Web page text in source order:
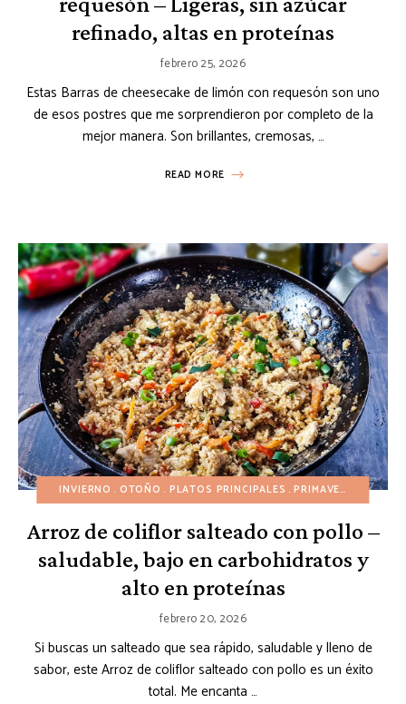
refinado, altas en proteínas
febrero 25, 2026
Estas Barras de cheesecake de limón con requesón son uno
de esos postres que me sorprendieron por completo de la
mejor manera. Son brillantes, cremosas, …
READ MORE
INVIERNO OTOÑO PLATOS PRINCIPALES PRIMAVERA
Arroz de coliflor salteado con pollo –
saludable, bajo en carbohidratos y
alto en proteínas
febrero 20, 2026
Si buscas un salteado que sea rápido, saludable y lleno de
sabor, este Arroz de coliflor salteado con pollo es un éxito
total. Me encanta …